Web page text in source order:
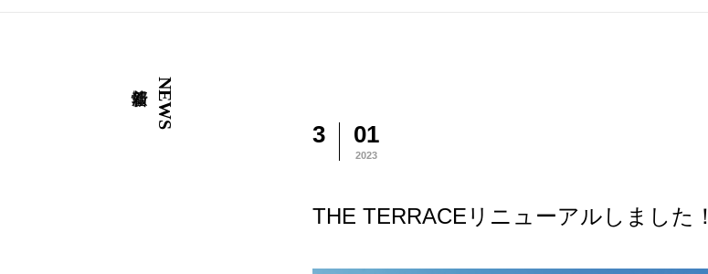
NEWS
3 01
2023
THE TERRACEリニューアルしました！